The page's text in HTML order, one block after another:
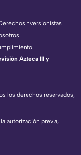
los derechos reservados,
autorización previa,
Inversionistas
Azteca III y